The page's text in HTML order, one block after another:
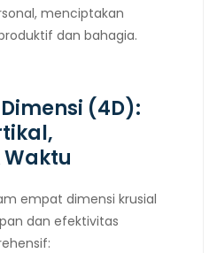
menciptakan
dan bahagia.
(4D):
empat dimensi krusial
dan efektivitas